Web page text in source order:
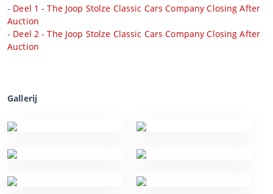
- Deel 1 - The Joop Stolze Classic Cars Company Closing After
Auction
- Deel 2 - The Joop Stolze Classic Cars Company Closing After
Auction
Gallerij